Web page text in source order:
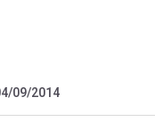
09/2014